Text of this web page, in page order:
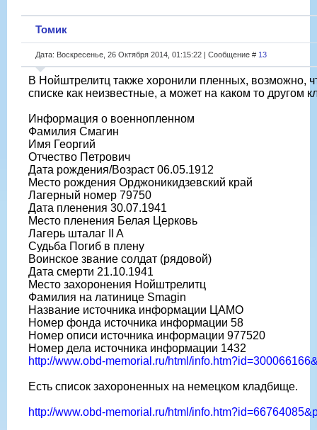
Томик
Дата: Воскресенье, 26 Октября 2014, 01:15:22 | Сообщение # 13
В Нойштрелитц также хоронили пленных, возможно,
списке как неизвестные, а может на каком то другом
Информация о военнопленном
Фамилия Смагин
Имя Георгий
Отчество Петрович
Дата рождения/Возраст 06.05.1912
Место рождения Орджоникидзевский край
Лагерный номер 79750
Дата пленения 30.07.1941
Место пленения Белая Церковь
Лагерь шталаг II A
Судьба Погиб в плену
Воинское звание солдат (рядовой)
Дата смерти 21.10.1941
Место захоронения Нойштрелитц
Фамилия на латинице Smagin
Название источника информации ЦАМО
Номер фонда источника информации 58
Номер описи источника информации 977520
Номер дела источника информации 1432
http://www.obd-memorial.ru/html/
Есть список захороненных на немецком кладбище.
http://www.obd-memorial.ru/html/